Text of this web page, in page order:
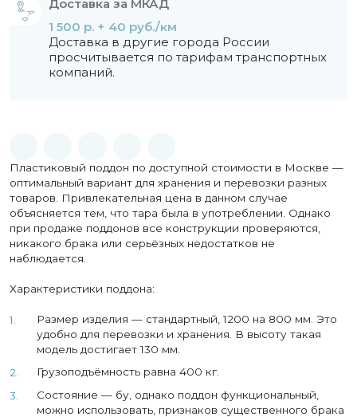
Доставка за МКАД
1 500 р. + 40 руб./км
Доставка в другие города России
просчитывается по тарифам транспортных
компаний.
Пластиковый поддон по доступной стоимости в Москве —
оптимальный вариант для хранения и перевозки разных
товаров. Привлекательная цена в данном случае
объясняется тем, что тара была в употреблении. Однако
при продаже поддонов все конструкции проверяются,
никакого брака или серьёзных недостатков не
наблюдается.
Характеристики поддона:
Размер изделия — стандартный, 1200 на 800 мм. Это
удобно для перевозки и хранения. В высоту такая
модель достигает 130 мм.
Грузоподъёмность равна 400 кг.
Состояние — бу, однако поддон функциональный,
можно использовать, признаков существенного брака